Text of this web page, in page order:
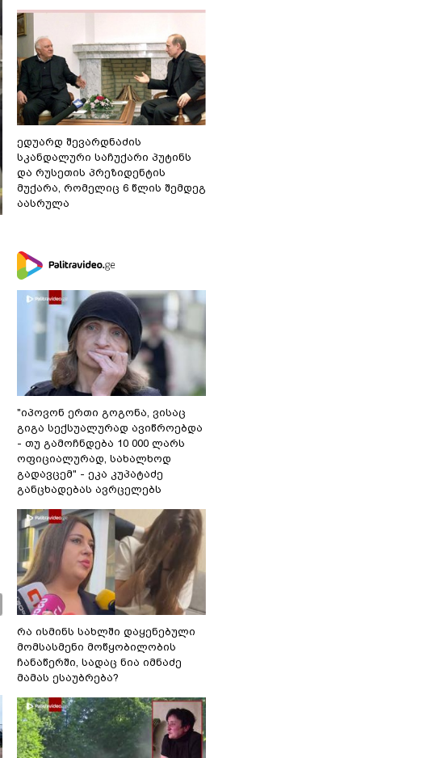
ედუარდ შევარდნაძის
სკანდალური საჩუქარი პუტინს
და რუსეთის პრეზიდენტის
მუქარა, რომელიც 6 წლის შემდეგ
აასრულა
"იპოვონ ერთი გოგონა, ვისაც
გიგა სექსუალურად ავიწროებდა
- თუ გამოჩნდება 10 000 ლარს
ოფიციალურად, სახალხოდ
გადავცემ" - ეკა კუპატაძე
განცხადებას ავრცელებს
რა ისმინს სახლში დაყენებული
მომსასმენი მოწყობილობის
ჩანაწერში, სადაც ნია იმნაძე
მამას ესაუბრება?